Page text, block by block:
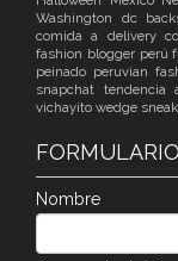
Washington dc
comida a delivery
fashion blogger perú
peinado peruvian
snapchat
vichayito wedge
Nombre